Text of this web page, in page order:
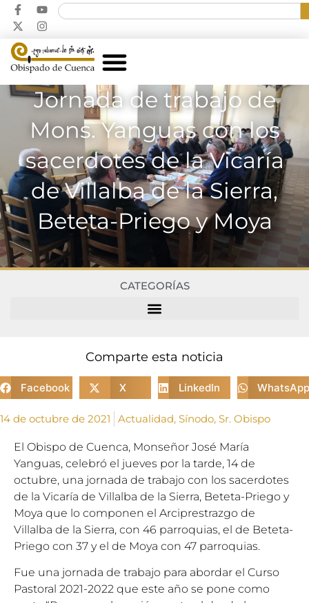
Jornada de trabajo de
Mons. Yanguas con los
sacerdotes de la Vicaría
de Villalba de la Sierra,
Beteta-Priego y Moya
CATEGORÍAS
Comparte esta noticia
Facebook X LinkedIn WhatsApp
14 de octubre de 2021 Actualidad, Sínodo, Sr. Obispo
El Obispo de Cuenca, Monseñor José María
Yanguas, celebró el jueves por la tarde, 14 de
octubre, una jornada de trabajo con los sacerdotes
de la Vicaría de Villalba de la Sierra, Beteta-Priego y
Moya que lo componen el Arciprestrazgo de
Villalba de la Sierra, con 46 parroquias, el de Beteta-
Priego con 37 y el de Moya con 47 parroquias.
Fue una jornada de trabajo para abordar el Curso
Pastoral 2021-2022 que este año se pone como